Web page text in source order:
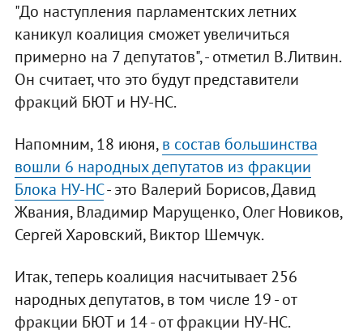
"До наступления парламентских летних
каникул коалиция сможет увеличиться
примерно на 7 депутатов", - отметил В.Литвин.
Он считает, что это будут представители
фракций БЮТ и НУ-НС.
Напомним, 18 июня,в состав большинства
вошли 6 народных депутатов из фракции
Блока НУ-НС- это Валерий Борисов, Давид
Жвания, Владимир Марущенко, Олег Новиков,
Сергей Харовский, Виктор Шемчук.
Итак, теперь коалиция насчитывает 256
народных депутатов, в том числе 19 - от
фракции БЮТ и 14 - от фракции НУ-НС.